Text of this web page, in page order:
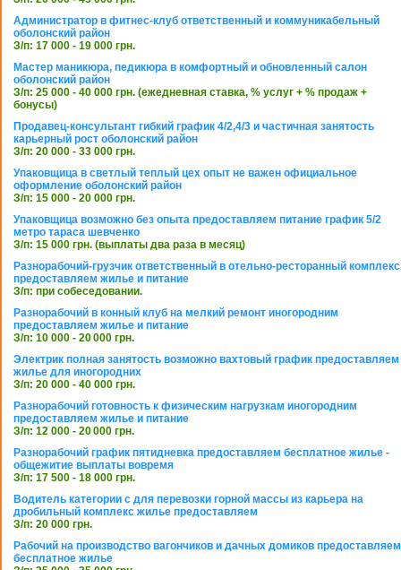
Администратор в фитнес-клуб ответственный и коммуникабельный
оболонский район
З/п: 17 000 - 19 000 грн.
Мастер маникюра, педикюра в комфортный и обновленный салон
оболонский район
З/п: 25 000 - 40 000 грн. (ежедневная ставка, % услуг + % продаж +
бонусы)
Продавец-консультант гибкий график 4/2,4/3 и частичная занятость
карьерный рост оболонский район
З/п: 20 000 - 33 000 грн.
Упаковщица в светлый теплый цех опыт не важен официальное
оформление оболонский район
З/п: 15 000 - 20 000 грн.
Упаковщица возможно без опыта предоставляем питание график 5/2
метро тараса шевченко
З/п: 15 000 грн. (выплаты два раза в месяц)
Разнорабочий-грузчик ответственный в отельно-ресторанный комплекс
предоставляем жилье и питание
З/п: при собеседовании.
Разнорабочий в конный клуб на мелкий ремонт иногородним
предоставляем жилье и питание
З/п: 10 000 - 20 000 грн.
Электрик полная занятость возможно вахтовый график предоставляем
жилье для иногородних
З/п: 20 000 - 40 000 грн.
Разнорабочий готовность к физическим нагрузкам иногородним
предоставляем жилье и питание
З/п: 12 000 - 20 000 грн.
Разнорабочий график пятидневка предоставляем бесплатное жилье -
общежитие выплаты вовремя
З/п: 17 500 - 18 000 грн.
Водитель категории с для перевозки горной массы из карьера на
дробильный комплекс жилье предоставляем
З/п: 20 000 грн.
Рабочий на производство вагончиков и дачных домиков предоставляем
бесплатное жилье